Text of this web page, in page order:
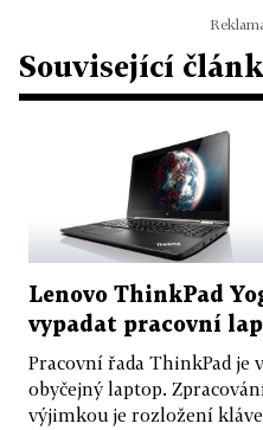
Související
Lenovo ThinkPad
vypadat pracovní
Pracovní řada ThinkPad je
obyčejný laptop.
výjimkou je rozložení